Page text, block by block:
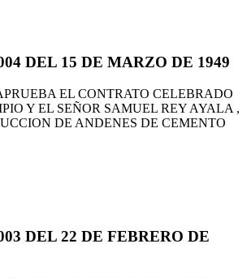
DEL 15 DE MARZO DE 1949
EL CONTRATO CELEBRADO
Y EL SEÑOR SAMUEL REY AYALA ,
DE ANDENES DE CEMENTO
DEL 22 DE FEBRERO DE